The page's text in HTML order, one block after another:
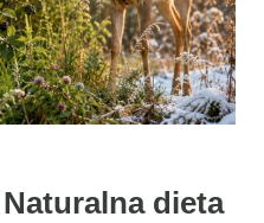
dieta